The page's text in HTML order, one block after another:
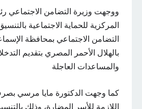
ووجهت وزيرة التضامن الاجتماعي
المركزية للحماية الاجتماعية
التضامن الاجتماعي بمحافظة
بالهلال الأحمر المصري بتقديم
والمساعدات العاجلة
كما وجهت الدكتورة مايا مرسي
اللازمة للأسر المضارة، وذلك